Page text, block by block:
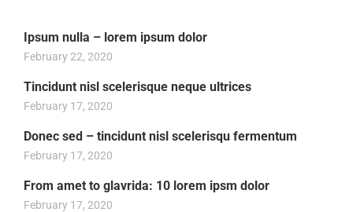
Ipsum nulla – lorem ipsum dolor
February 22, 2020
Tincidunt nisl scelerisque neque ultrices
February 17, 2020
Donec sed – tincidunt nisl scelerisqu fermentum
February 17, 2020
From amet to glavrida: 10 lorem ipsm dolor
February 17, 2020